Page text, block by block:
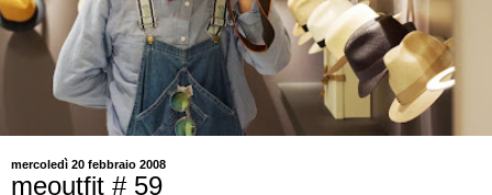
mercoledì 20 febbraio 2008
meoutfit # 59